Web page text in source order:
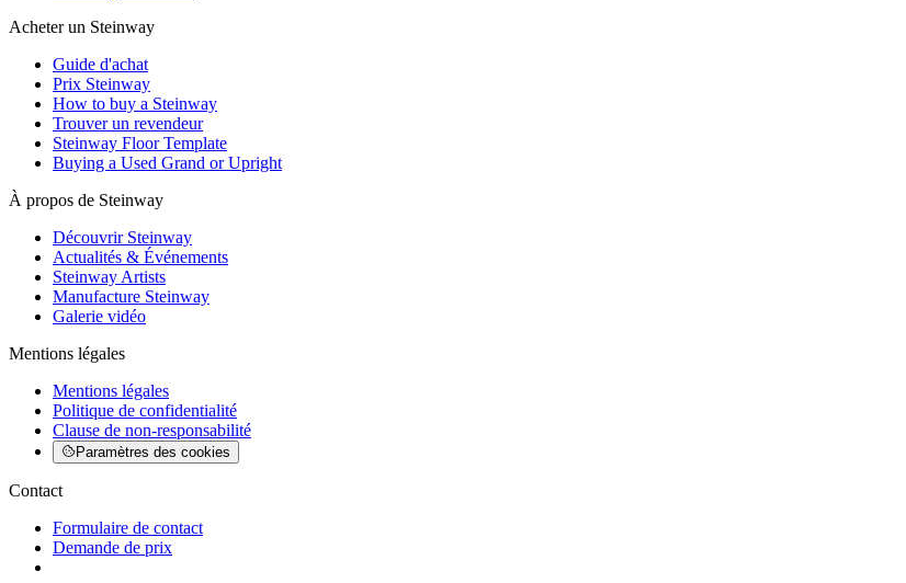
Acheter un Steinway
Guide d'achat
Prix Steinway
How to buy a Steinway
Trouver un revendeur
Steinway Floor Template
Buying a Used Grand or Upright
À propos de Steinway
Découvrir Steinway
Actualités & Événements
Steinway Artists
Manufacture Steinway
Galerie vidéo
Mentions légales
Mentions légales
Politique de confidentialité
Clause de non-responsabilité
Paramètres des cookies
Contact
Formulaire de contact
Demande de prix